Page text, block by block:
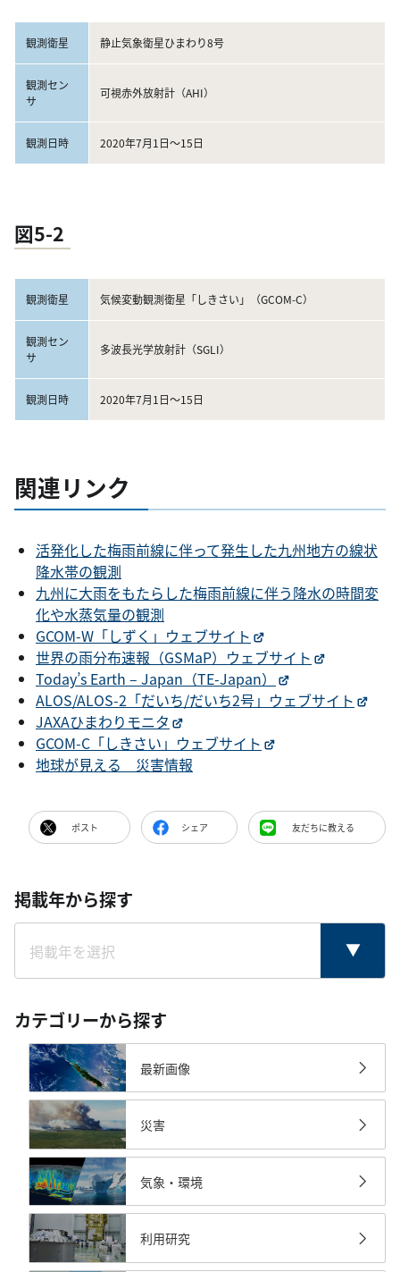
観測衛星 静止気象衛星ひまわり8号
観測セン
サ
可視赤外放射計（AHI）
観測日時 2020年7月1日～15日
図5-2
観測衛星 気候変動観測衛星「しきさい」（GCOM-C）
観測セン
サ
多波長光学放射計（SGLI）
観測日時 2020年7月1日～15日
関連リンク
活発化した梅雨前線に伴って発生した九州地方の線状
降水帯の観測
九州に大雨をもたらした梅雨前線に伴う降水の時間変
化や水蒸気量の観測
GCOM-W「しずく」ウェブサイト
世界の雨分布速報（GSMaP）ウェブサイト
Today’s Earth – Japan（TE-Japan）
ALOS/ALOS-2「だいち/だいち2号」ウェブサイト
JAXAひまわりモニタ
GCOM-C「しきさい」ウェブサイト
地球が見える 災害情報
ポスト シェア 友だちに教える
掲載年から探す
カテゴリーから探す
最新画像
災害
気象・環境
利用研究